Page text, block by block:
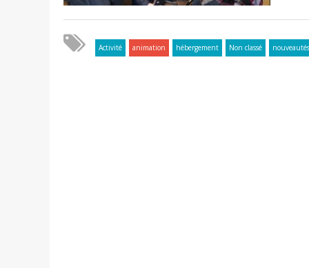
Activité animation hébergement Non classé nouveautés